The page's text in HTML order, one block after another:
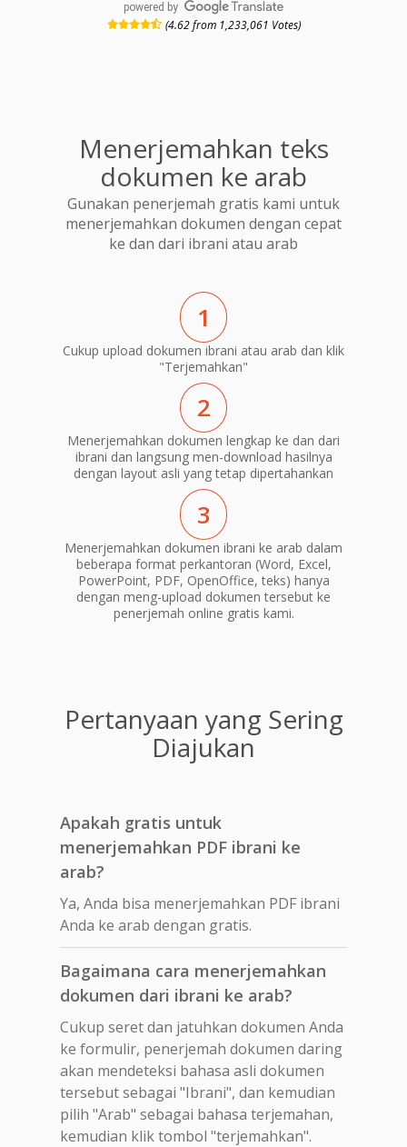
powered by
(4.62 from 1,233,061 Votes)
Menerjemahkan teks
dokumen ke arab
Gunakan penerjemah gratis kami untuk
menerjemahkan dokumen dengan cepat
ke dan dari ibrani atau arab
1
Cukup upload dokumen ibrani atau arab dan klik
"Terjemahkan"
2
Menerjemahkan dokumen lengkap ke dan dari
ibrani dan langsung men-download hasilnya
dengan layout asli yang tetap dipertahankan
3
Menerjemahkan dokumen ibrani ke arab dalam
beberapa format perkantoran (Word, Excel,
PowerPoint, PDF, OpenOffice, teks) hanya
dengan meng-upload dokumen tersebut ke
penerjemah online gratis kami.
Pertanyaan yang Sering
Diajukan
Apakah gratis untuk
menerjemahkan PDF ibrani ke
arab?
Ya, Anda bisa menerjemahkan PDF ibrani
Anda ke arab dengan gratis.
Bagaimana cara menerjemahkan
dokumen dari ibrani ke arab?
Cukup seret dan jatuhkan dokumen Anda
ke formulir, penerjemah dokumen daring
akan mendeteksi bahasa asli dokumen
tersebut sebagai "Ibrani", dan kemudian
pilih "Arab" sebagai bahasa terjemahan,
kemudian klik tombol "terjemahkan".